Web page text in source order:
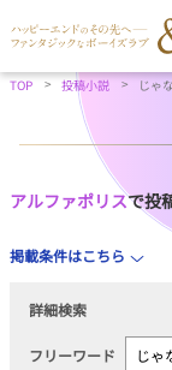
TOP 投稿小説 じゃ
アルファポリスで投
掲載条件はこちら
詳細検索
フリーワード